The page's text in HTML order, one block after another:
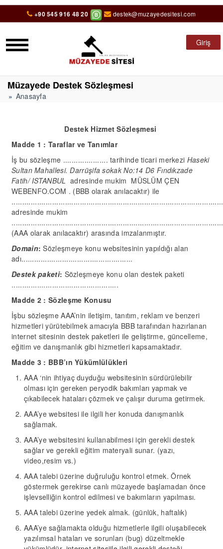
+90 545 916 48 20 destek@muzayedesitesi.com
Giriş
Müzayede Destek Sözleşmesi
Anasayfa
Destek Hizmet Sözleşmesi
Madde 1 : Taraflar ve Tanımlar
İş bu sözleşme ..................... tarihinde ticari merkezi Haseki
Sultan Mahallesi.Darrüşifa sokak No:14 D6 Fındıkzade
Fatih/ISTANBUL adresinde mukim MÜSLÜM ÇEN
WEBENFO.COM . (BBB olarak anılacaktır) ile
adresinde mukim
(AAA olarak anılacaktır) arasında imzalanmıştır.
Domain: Sözleşmeye konu websitesinin yapıldığı alan
adı....................................................
Destek paketi: Sözleşmeye konu olan destek paketi
..................................................
Madde 2 : Sözleşme Konusu
İşbu sözleşme AAA’nin iletişim, tanıtım, reklam ve benzeri
hizmetleri yürütebilmek amacıyla BBB tarafından hazırlanan
internet sitesinin destek paketleri ile geliştirme, güncelleme,
eğitim ve danışmanlık gibi hizmetleri kapsamaktadır.
Madde 3 : BBB’ın Yükümlülükleri
AAA ‘nin ihtiyaç duyduğu websitesinin sürdürülebilir
olması için gereken peryodik bakımları yapmak ve
çıkabilecek hataları çözmek ve çalışır duruma getirmek.
AAA’ye websitesi ile ilgili her konuda danışmanlık
sağlamak.
AAA’ye websitesini kullanabilmesi için gerekli destek
sağlar ve gerekli eğitim materyali sunar. (yazı,
video,resim vs.)
AAA talebi üzerine duğruluğu kontrol etmek. Örnek
göstermek gerekirse canlı müzayede başlamadan önce
işlevselliğin kontrol edilmesi ve bakımların yapılması.
AAA talebi üzerine yedek almak. (günlük, haftalık)
AAA’ye sağlamakta olduğu hizmetlerle ilgili oluşabilecek
yazılımsal hataları ve sorunları (bug) düzeltmekle